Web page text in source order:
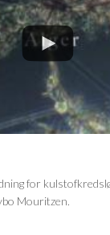
for
Mouritzen.